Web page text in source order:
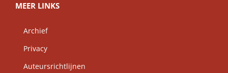
MEER LINKS
Archief
Privacy
Auteursrichtlijnen